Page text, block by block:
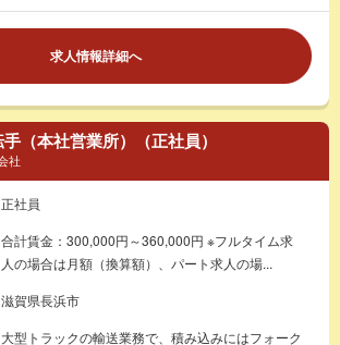
求人情報詳細へ
（本社営業所）（正社員）
社
正社員
合計賃金：300,000円～360,000円 ※フルタイム求
人の場合は月額（換算額）、パート求人の場...
滋賀県長浜市
大型トラックの輸送業務で、積み込みにはフォーク